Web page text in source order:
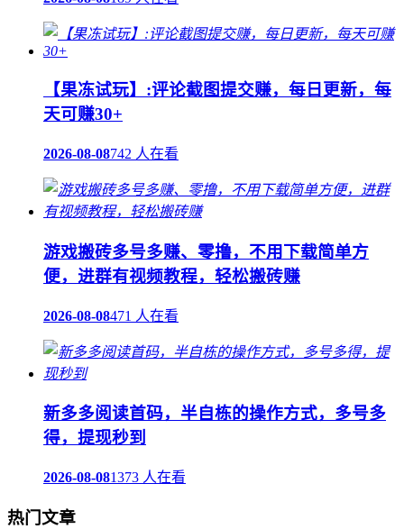
【果冻试玩】:评论截图提交赚，每日更新，每
天可赚30+
2026-08-08742 人在看
游戏搬砖多号多赚、零撸，不用下载简单方
便，进群有视频教程，轻松搬砖赚
2026-08-08471 人在看
新多多阅读首码，半自栋的操作方式，多号多
得，提现秒到
2026-08-081373 人在看
热门文章